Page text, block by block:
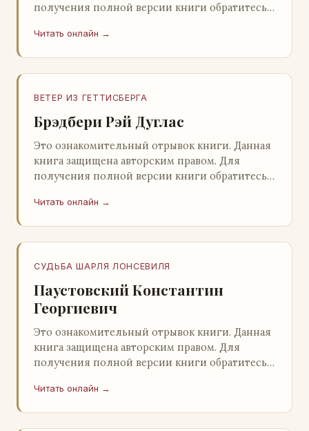
получения полной версии книги обратитесь к
легального ко…
Читать онлайн →
ВЕТЕР ИЗ ГЕТТИСБЕРГА
Брэдбери Рэй Дуглас
Это ознакомительный отрывок книги. Данная
книга защищена авторским правом. Для
получения полной версии книги обратитесь к
легального ко…
Читать онлайн →
СУДЬБА ШАРЛЯ ЛОНСЕВИЛЯ
Паустовский Константин
Георгиевич
Это ознакомительный отрывок книги. Данная
книга защищена авторским правом. Для
получения полной версии книги обратитесь к
легального ко…
Читать онлайн →